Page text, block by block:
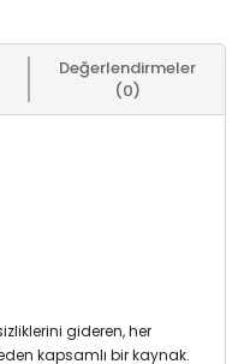
Değerlendirmeler
(0)
gideren, her
kapsamlı bir kaynak.